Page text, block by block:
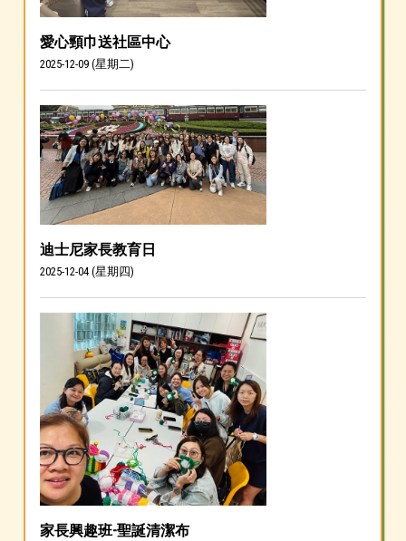
愛心頸巾送社區中心
2025-12-09 (星期二)
迪士尼家長教育日
2025-12-04 (星期四)
家長興趣班-聖誕清潔布